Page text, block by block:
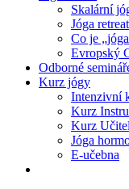
Skalární
Jóga retreat
Co je
Evropský
Odborné
Kurz jógy
Intenzivní
Kurz
Kurz
Jóga
E-učebna